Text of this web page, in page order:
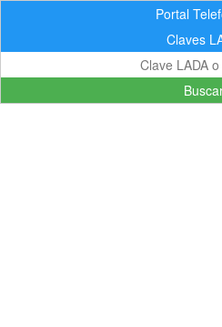
Portal
Claves